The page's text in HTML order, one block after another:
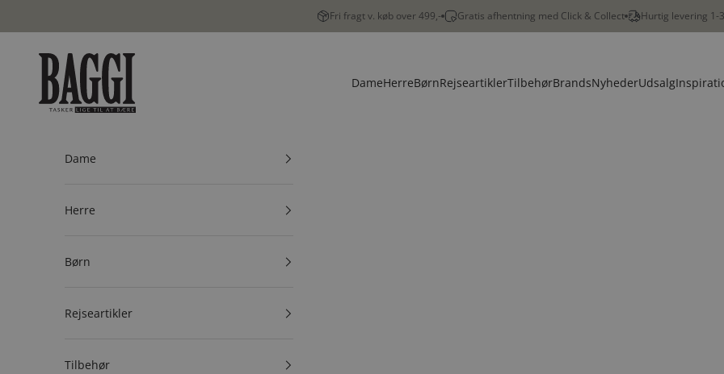
Fri fragt v. køb over 499,- Gratis afhentning med Click & Collect Hurtig levering 1-
BAGGI
DameHerreBørnRejseartiklerTilbehørBrandsNyhederUdsalg
Dame
Herre
Børn
Rejseartikler
Tilbehør